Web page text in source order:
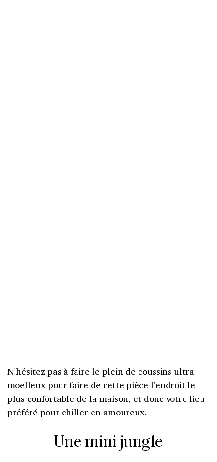
N’hésitez pas à faire le plein de coussins ultra
moelleux pour faire de cette pièce l’endroit le
plus confortable de la maison, et donc votre lieu
préféré pour chiller en amoureux.
Une mini jungle